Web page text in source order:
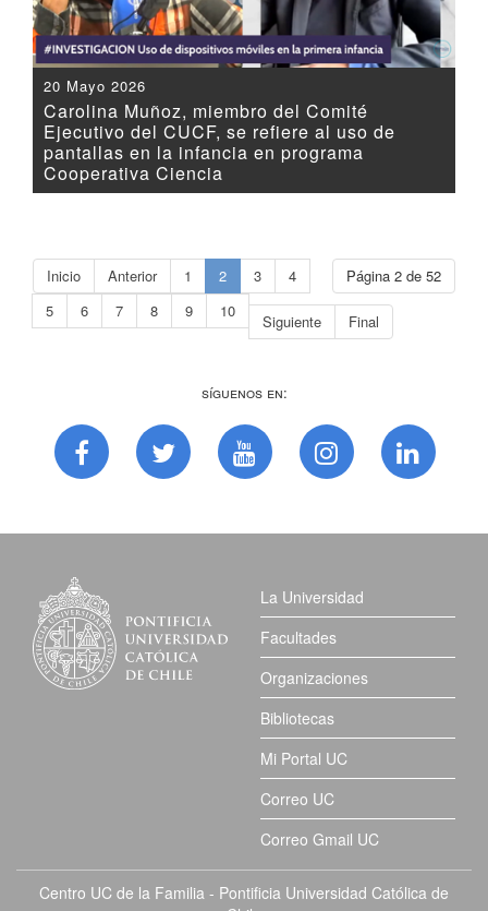
20 Mayo 2026
Carolina Muñoz, miembro del Comité
Ejecutivo del CUCF, se refiere al uso de
pantallas en la infancia en programa
Cooperativa Ciencia
Página 2 de 52
Inicio Anterior 1 2 3
4
5
6 7 8 9 10
Siguiente Final
Síguenos en:
La Universidad
Facultades
Organizaciones
Bibliotecas
Mi Portal UC
Correo UC
Correo Gmail UC
Centro UC de la Familia - Pontificia Universidad Católica de